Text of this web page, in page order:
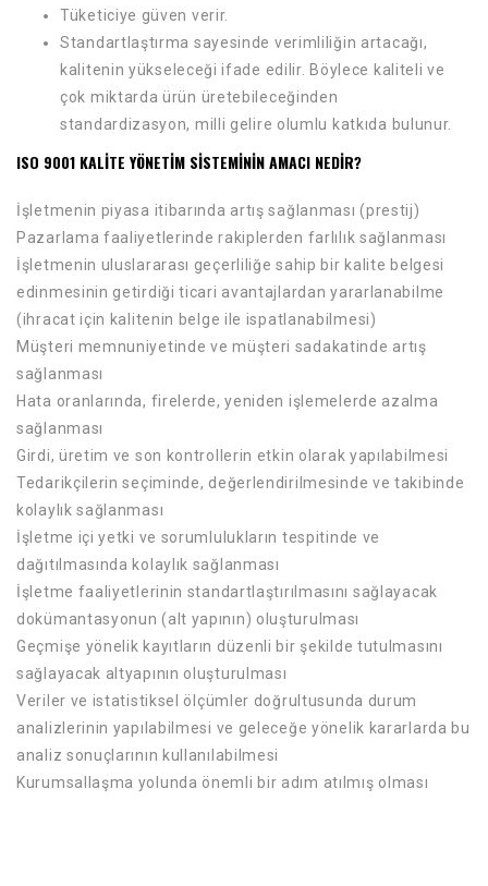
Tüketiciye güven verir.
Standartlaştırma sayesinde verimliliğin artacağı,
kalitenin yükseleceği ifade edilir. Böylece kaliteli ve
çok miktarda ürün üretebileceğinden
standardizasyon, milli gelire olumlu katkıda bulunur.
ISO 9001 KALİTE YÖNETIM SISTEMININ AMACI NEDIR?
İşletmenin piyasa itibarında artış sağlanması (prestij)
Pazarlama faaliyetlerinde rakiplerden farlılık sağlanması
İşletmenin uluslararası geçerliliğe sahip bir kalite belgesi
edinmesinin getirdiği ticari avantajlardan yararlanabilme
(ihracat için kalitenin belge ile ispatlanabilmesi)
Müşteri memnuniyetinde ve müşteri sadakatinde artış
sağlanması
Hata oranlarında, firelerde, yeniden işlemelerde azalma
sağlanması
Girdi, üretim ve son kontrollerin etkin olarak yapılabilmesi
Tedarikçilerin seçiminde, değerlendirilmesinde ve takibinde
kolaylık sağlanması
İşletme içi yetki ve sorumlulukların tespitinde ve
dağıtılmasında kolaylık sağlanması
İşletme faaliyetlerinin standartlaştırılmasını sağlayacak
dokümantasyonun (alt yapının) oluşturulması
Geçmişe yönelik kayıtların düzenli bir şekilde tutulmasını
sağlayacak altyapının oluşturulması
Veriler ve istatistiksel ölçümler doğrultusunda durum
analizlerinin yapılabilmesi ve geleceğe yönelik kararlarda bu
analiz sonuçlarının kullanılabilmesi
Kurumsallaşma yolunda önemli bir adım atılmış olması